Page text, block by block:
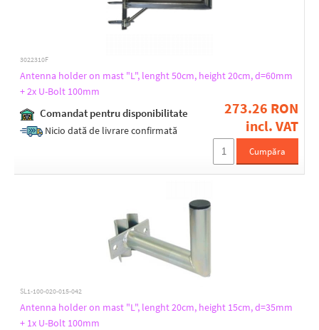
3022310F
Antenna holder on mast "L", lenght 50cm, height 20cm, d=60mm
+ 2x U-Bolt 100mm
Comandat pentru disponibilitate
Nicio dată de livrare confirmată
273.26 RON
incl. VAT
Cumpăra
SL1-100-020-015-042
Antenna holder on mast "L", lenght 20cm, height 15cm, d=35mm
+ 1x U-Bolt 100mm